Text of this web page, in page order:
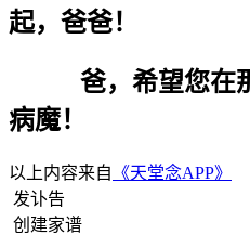
起，爸爸！
爸，希望您在那
病魔！
以上内容来自 《天堂念APP》
发讣告
创建家谱